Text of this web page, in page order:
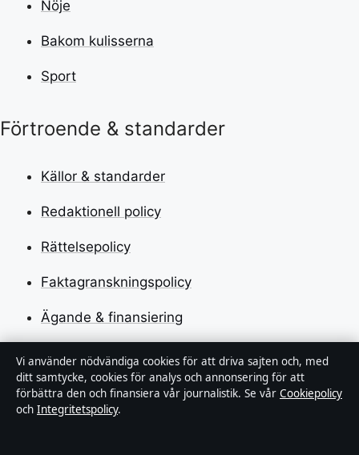
Nöje
Bakom kulisserna
Sport
Förtroende & standarder
Källor & standarder
Redaktionell policy
Rättelsepolicy
Faktagranskningspolicy
Ägande & finansiering
Integritetspolicy
Cookiepolicy
Vi använder nödvändiga cookies för att driva sajten och, med
ditt samtycke, cookies för analys och annonsering för att
förbättra den och finansiera vår journalistik. Se vår Cookiepolicy
och Integritetspolicy.